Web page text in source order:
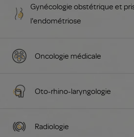
Gynécologie obstétrique et
l'endométriose
Oncologie médicale
Oto-rhino-laryngologie
Radiologie